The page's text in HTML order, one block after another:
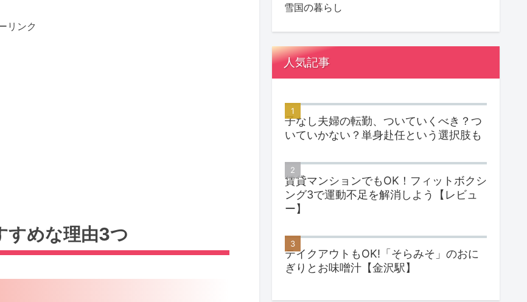
リンク
すめな理由3つ
雪国の暮らし
人気記事
子なし夫婦の転勤、ついていくべき？つ
いていかない？単身赴任という選択肢も
賃貸マンションでもOK！フィットボクシ
ング3で運動不足を解消しよう【レビュ
ー】
テイクアウトもOK!「そらみそ」のおに
ぎりとお味噌汁【金沢駅】